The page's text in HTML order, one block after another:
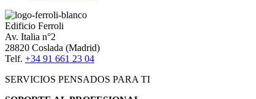
Edificio Ferroli
Av. Italia n°2
28820 Coslada (Madrid)
Telf. +34 91 661 23 04
SERVICIOS PENSADOS PARA TI